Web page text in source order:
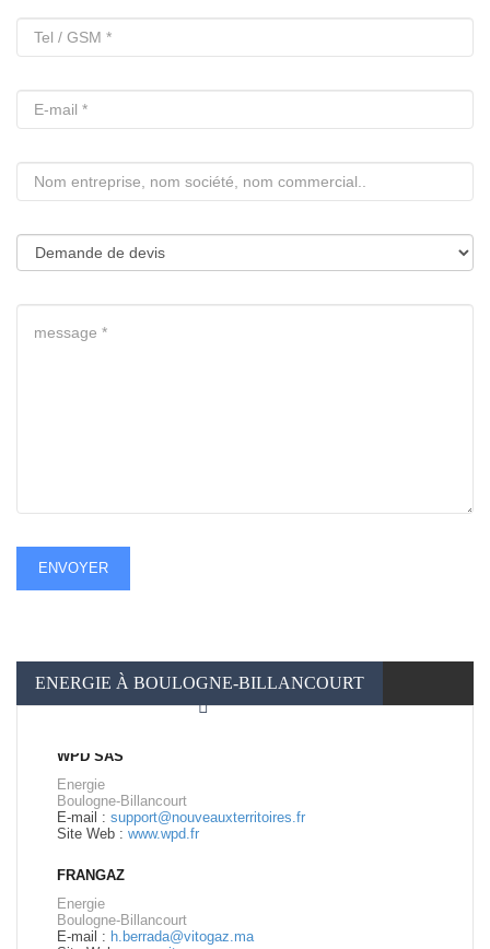
ENVOYER
ENERGIE À BOULOGNE-BILLANCOURT
WPD SAS
Energie
Boulogne-Billancourt
E-mail : support@nouveauxterritoires.fr
Site Web : www.wpd.fr
FRANGAZ
Energie
Boulogne-Billancourt
E-mail : h.berrada@vitogaz.ma